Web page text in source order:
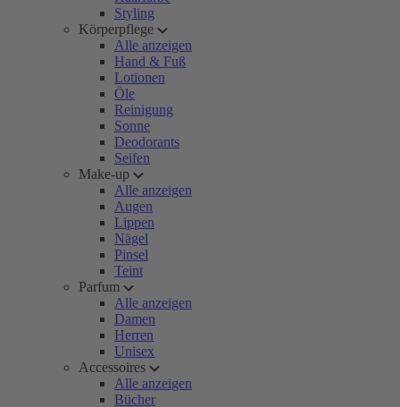
Styling
Körperpflege
Alle anzeigen
Hand & Fuß
Lotionen
Öle
Reinigung
Sonne
Deodorants
Seifen
Make-up
Alle anzeigen
Augen
Lippen
Nägel
Pinsel
Teint
Parfum
Alle anzeigen
Damen
Herren
Unisex
Accessoires
Alle anzeigen
Bücher